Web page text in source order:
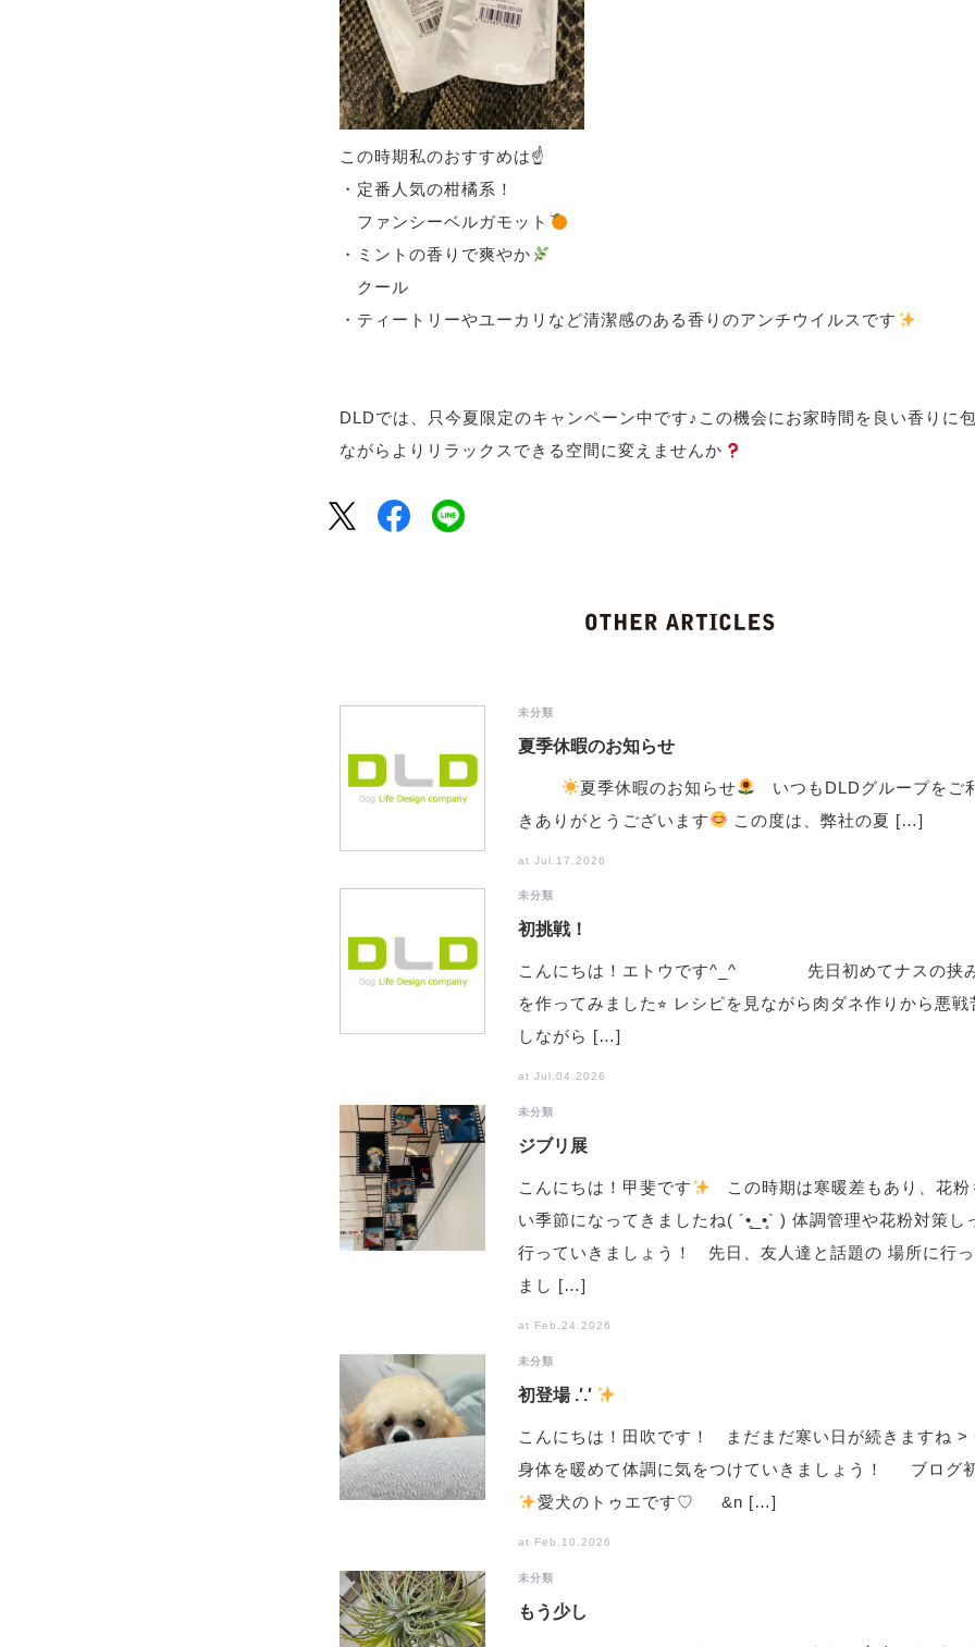
この時期私のおすすめは☝️
・定番人気の柑橘系！
ファンシーベルガモット
・ミントの香りで爽やか
クール
・ティートリーやユーカリなど清潔感のある香りのアンチウイルスです
DLDでは、只今夏限定のキャンペーン中です♪この機会にお家時間を良い香りに
ながらよりリラックスできる空間に変えませんか
未分類
夏季休暇のお知らせ
夏季休暇のお知らせ
いつもDLDグループをご
きありがとうございます
この度は、弊社の夏 […]
at Jul.17.2026
未分類
初挑戦！
こんにちは！エトウです^_^ 先日初めてナスの挟
を作ってみました⭐︎ レシピを見ながら肉ダネ作りから悪戦
しながら […]
at Jul.04.2026
未分類
ジブリ展
こんにちは！甲斐です
この時期は寒暖差もあり、花粉
い季節になってきましたね( ´•̥_•̥` ) 体調管理や花粉対策し
行っていきましょう！ 先日、友人達と話題の 場所に行
まし […]
at Feb.24.2026
未分類
初登場 .′.′
こんにちは！田吹です！ まだまだ寒い日が続きますね >
身体を暖めて体調に気をつけていきましょう！ ブログ
️愛犬のトゥエです♡ &n […]
at Feb.10.2026
未分類
もう少し